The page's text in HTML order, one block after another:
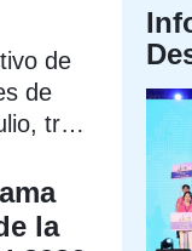
de
de
tras
la